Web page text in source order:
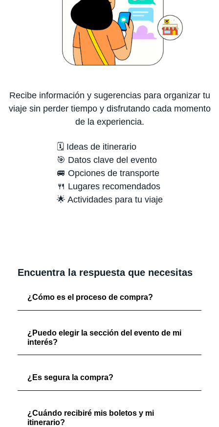
Recibe información y sugerencias para organizar tu
viaje sin perder tiempo y disfrutando cada momento
de la experiencia.
🗓️ Ideas de itinerario
🎯 Datos clave del evento
🚐 Opciones de transporte
🍴 Lugares recomendados
🌟 Actividades para tu viaje
Encuentra la respuesta que necesitas
¿Cómo es el proceso de compra?
¿Puedo elegir la sección del evento de mi
interés?
¿Es segura la compra?
¿Cuándo recibiré mis boletos y mi
itinerario?